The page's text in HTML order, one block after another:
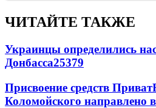
ЧИТАЙТЕ ТАКЖЕ
Украинцы определились
Донбасса25379
Присвоение средств
Коломойского направлено в